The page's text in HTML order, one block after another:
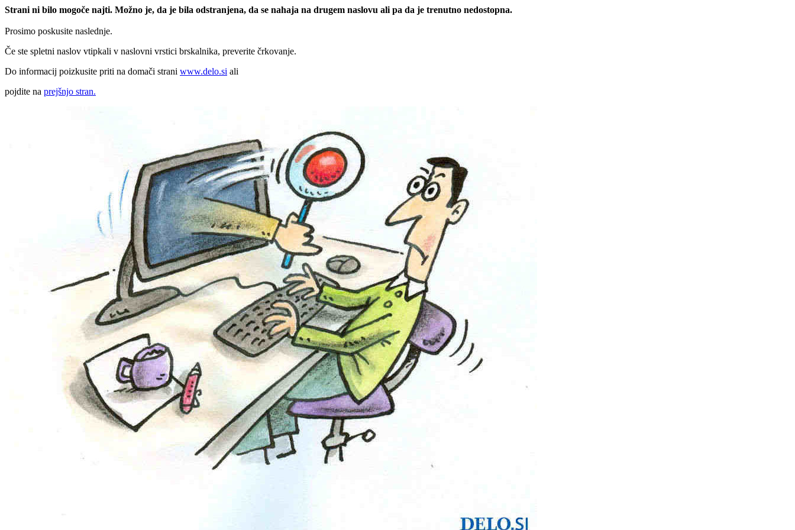
Strani ni bilo mogoče najti. Možno je, da je bila odstranjena, da se nahaja na drugem naslovu ali pa da je trenutno nedostopna.
Prosimo poskusite naslednje.
Če ste spletni naslov vtipkali v naslovni vrstici brskalnika, preverite črkovanje.
Do informacij poizkusite priti na domači strani www.delo.si ali
pojdite na prejšnjo stran.